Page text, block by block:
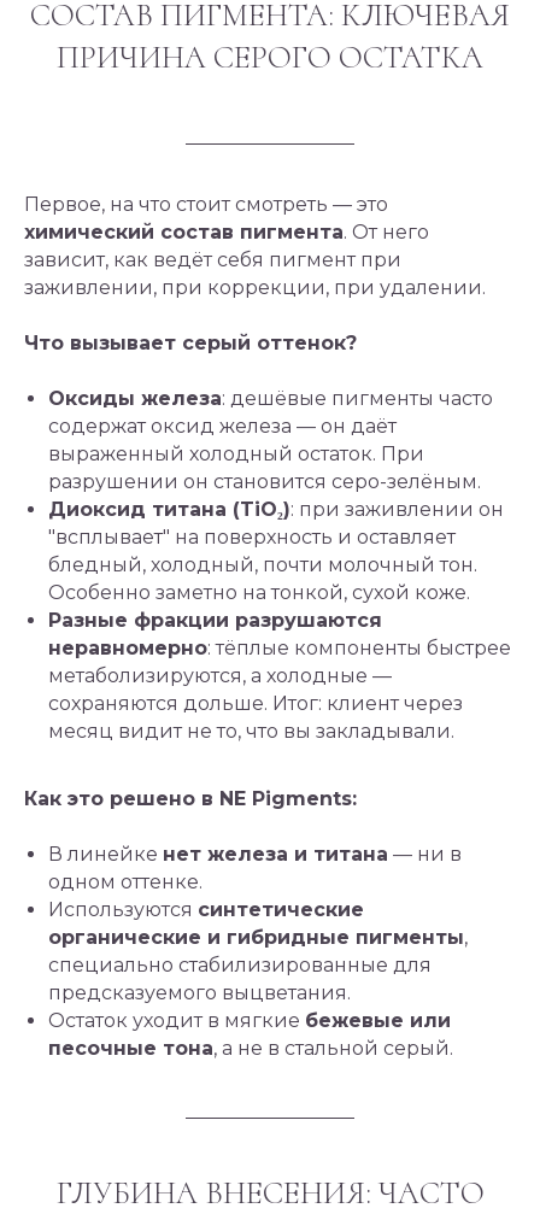
СОСТАВ ПИГМЕНТА: КЛЮЧЕВАЯ
ПРИЧИНА СЕРОГО ОСТАТКА
Первое, на что стоит смотреть — это
химический состав пигмента. От него
зависит, как ведёт себя пигмент при
заживлении, при коррекции, при удалении.
Что вызывает серый оттенок?
Оксиды железа: дешёвые пигменты часто
содержат оксид железа — он даёт
выраженный холодный остаток. При
разрушении он становится серо-зелёным.
Диоксид титана (TiO₂): при заживлении он
"всплывает" на поверхность и оставляет
бледный, холодный, почти молочный тон.
Особенно заметно на тонкой, сухой коже.
Разные фракции разрушаются
неравномерно: тёплые компоненты быстрее
метаболизируются, а холодные —
сохраняются дольше. Итог: клиент через
месяц видит не то, что вы закладывали.
Как это решено в NE Pigments:
В линейке нет железа и титана — ни в
одном оттенке.
Используются синтетические
органические и гибридные пигменты,
специально стабилизированные для
предсказуемого выцветания.
Остаток уходит в мягкие бежевые или
песочные тона, а не в стальной серый.
ГЛУБИНА ВНЕСЕНИЯ: ЧАСТО